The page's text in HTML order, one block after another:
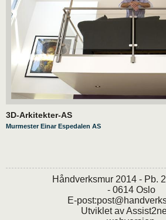
3D-Arkitekter-AS
Murmester Einar Espedalen AS
Håndverksmur 2014 - Pb.
- 0614 Oslo
E-post:
Utviklet av